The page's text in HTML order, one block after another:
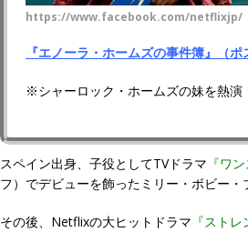
https://www.facebook.com/netflixjp/
『エノーラ・ホームズの事件簿』（ポ
※シャーロック・ホームズの妹を熱演
スペイン出身、子役としてTVドラマ 『ワ
フ）でデビューを飾ったミリー・ボビー・
その後、Netflixの大ヒットドラマ 『スト